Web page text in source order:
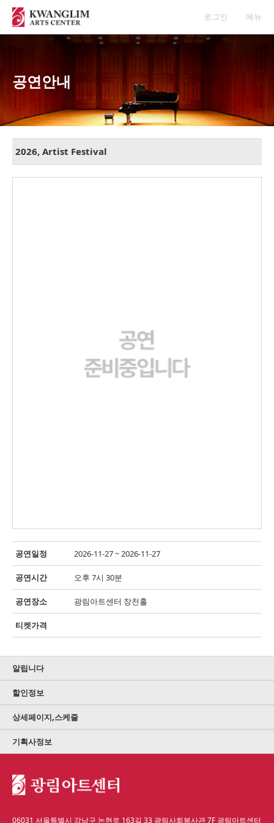
로그인 메뉴
공연안내
2026, Artist Festival
공연일정 2026-11-27 ~ 2026-11-27
공연시간 오후 7시 30분
공연장소 광림아트센터 장천홀
티켓가격
알립니다
할인정보
상세페이지,스케줄
기획사정보
06031 서울특별시 강남구 논현로 163길 33 광림사회봉사관 7F 광림아트센터